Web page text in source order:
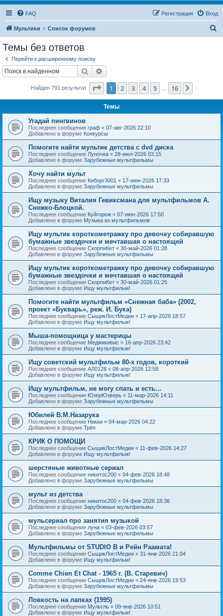
FAQ Вход
Регистрация
Мультики Список форумов
Темы без ответов
Перейти к расширенному поиску
Поиск
Найден 791 результат Страница из 16
1 2 3 4 5 16
Темы
Угадай пингвинов
Последнее сообщение граф « 07-авг-2026 22:10
Добавлено в форуме Конкурсы
Помогите найти мультик детства с dvd диска
Последнее сообщение Луночка « 28-июл-2026 03:15
Добавлено в форуме Зарубежные мультфильмы
Хочу найти мульт
Последнее сообщение Киборг3001 « 17-июн-2026 17:33
Добавлено в форуме Зарубежные мультфильмы
Ищу музыку Виталия Гевиксмана для мультфильмов А.
Снежко-Блоцкой.
Последнее сообщение Куйгорож « 07-июн-2026 17:50
Добавлено в форуме Музыка из мультфильмов
Ищу мультик короткометражку про девочку собиравшую
бумажные звездочки и мечтавшая о настоящей
Последнее сообщение СкорпиКет « 30-май-2026 01:28
Добавлено в форуме Зарубежные мультфильмы
Ищу мультик короткометражку про девочку собиравшую
бумажные звездочки и мечтавшая о настоящей
Последнее сообщение СкорпиКет « 30-май-2026 01:25
Добавлено в форуме Ищу мультфильм!
Помогите найти мультфильм «Снежная баба» (2002,
проект «Букварь», реж. И. Бука)
Последнее сообщение СыщикЛостМедии « 17-апр-2026 18:57
Добавлено в форуме Ищу мультфильм!
Мыша-помощница у мастерицы
Последнее сообщение Меджикивис « 16-апр-2026 23:42
Добавлено в форуме Ищу мультфильм!
Ищу советский мультфильм 80-х годов, короткий
Последнее сообщение АЛ0128 « 08-апр-2026 12:58
Добавлено в форуме Ищу мультфильм!
Ищу мультфильм, не могу спать и есть...
Последнее сообщение ЮзерЮзверь « 11-мар-2026 14:11
Добавлено в форуме Зарубежные мультфильмы
Юбилей В.М.Назарука
Последнее сообщение Никки « 04-мар-2026 04:22
Добавлено в форуме Трёп
КРИК О ПОМОЩИ
Последнее сообщение СыщикЛостМедии « 11-фев-2026 14:27
Добавлено в форуме Ищу мультфильм!
шерстяные животные сериал
Последнее сообщение никитос200 « 04-фев-2026 18:48
Добавлено в форуме Зарубежные мультфильмы
мульт из детства
Последнее сообщение никитос200 « 04-фев-2026 18:36
Добавлено в форуме Зарубежные мультфильмы
мульсериал про занятия музыкой
Последнее сообщение луна « 03-фев-2026 03:57
Добавлено в форуме Зарубежные мультфильмы
Мультфильмы от STUDIO B и Рейн Раамата!
Последнее сообщение СыщикЛостМедии « 31-янв-2026 21:04
Добавлено в форуме Ищу мультфильм!
Comme Chien Et Chat - 1965 г. (В. Старевич)
Последнее сообщение СыщикЛостМедии « 24-янв-2026 19:53
Добавлено в форуме Зарубежные мультфильмы
Ловкость на лапках (1995)
Последнее сообщение Мультль « 09-янв-2026 10:51
Добавлено в форуме Ищу мультфильм!